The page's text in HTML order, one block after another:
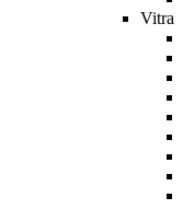
Vitra